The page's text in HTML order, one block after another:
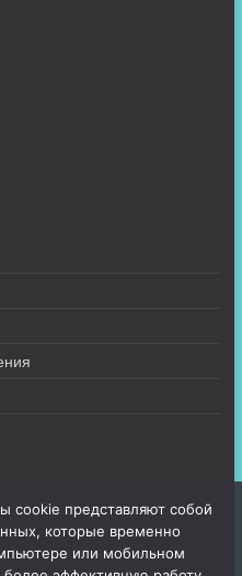
cookie представляют собой
которые временно
или мобильном